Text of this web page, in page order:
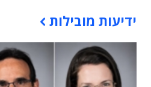
ידיעות מובילות